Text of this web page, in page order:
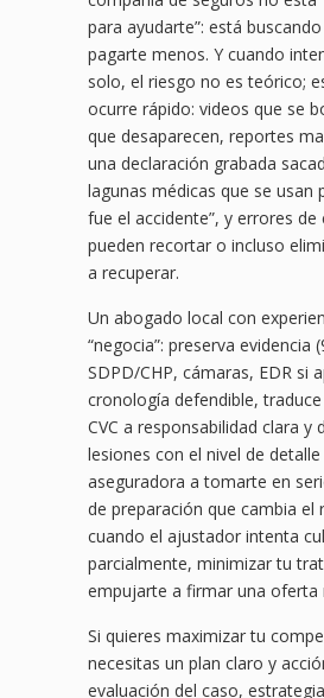
para ayudarte”: está
pagarte menos. Y cuando
solo, el riesgo no es teórico;
ocurre rápido: videos que se
que desaparecen, reportes
una declaración grabada
lagunas médicas que se usan
fue el accidente”, y errores de
pueden recortar o incluso
a recuperar.
Un abogado local con
“negocia”: preserva evidencia
SDPD/CHP, cámaras, EDR si
cronología defendible,
CVC a responsabilidad clara y
lesiones con el nivel de
aseguradora a tomarte en
de preparación que cambia el
cuando el ajustador intenta
parcialmente, minimizar tu
empujarte a firmar una oferta
Si quieres maximizar tu
necesitas un plan claro y
evaluación del caso,